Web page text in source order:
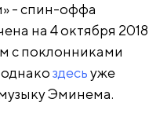
- спин-оффа
на 4 октября 2018
с поклонниками
здесьуже
Эминема.